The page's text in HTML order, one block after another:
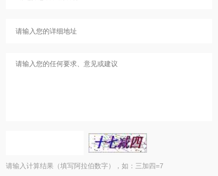
请输入计算结果（填写阿拉伯数字），如：三加四=7